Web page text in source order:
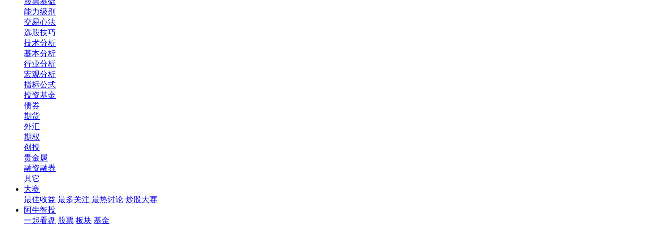
能力级别
交易心法
选股技巧
技术分析
基本分析
行业分析
宏观分析
指标公式
投资基金
债券
期货
外汇
期权
创投
贵金属
融资融券
其它
大赛
最佳收益 最多关注 最热讨论 炒股大赛
阿牛智投
一起看盘 股票 板块 基金